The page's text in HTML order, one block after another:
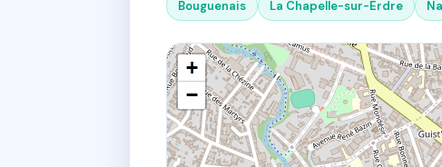
Bouguenais La Chapelle-sur-Erdre
+
−